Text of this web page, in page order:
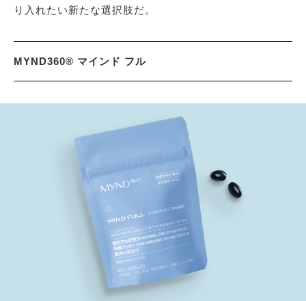
り入れたい新たな選択肢だ。
MYND360® マインド フル